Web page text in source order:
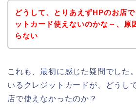
どうして、とりあえずHPのお店
ットカード使えないのかな～、原
らない
これも、最初に感じた疑問でした
いるクレジットカードが、どうし
店で使えなかったのか？